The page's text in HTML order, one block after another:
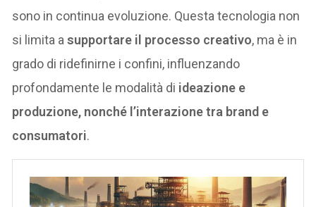
sono in continua evoluzione. Questa tecnologia non
si limita asupportare il processo creativo, ma è in
grado di ridefinirne i confini, influenzando
profondamente le modalità di ideazione e
produzione, nonché l’interazione tra brand e
consumatori.